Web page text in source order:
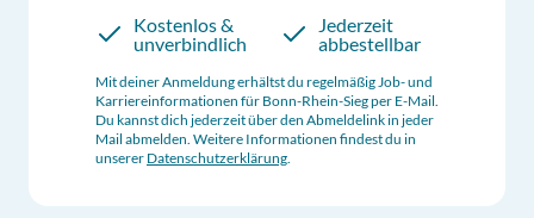
Kostenlos &
unverbindlich
Jederzeit
abbestellbar
Mit deiner Anmeldung erhältst du regelmäßig Job- und
Karriereinformationen für Bonn-Rhein-Siegper E-Mail.
Du kannst dich jederzeit über den Abmeldelink in jeder
Mail abmelden. Weitere Informationen findest du in
unserer Datenschutzerklärung.